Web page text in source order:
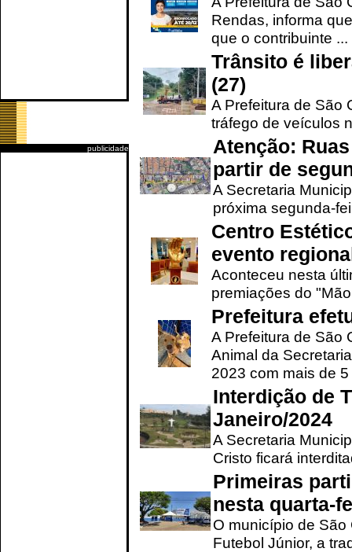
publicidade
Rendas, informa
que o contribuinte ...
Trânsito é
(27)
A Prefeitura de São
tráfego de veículos
Atenção:
partir de
A Secretaria
próxima segunda-
Centro
evento
Aconteceu nesta
premiações do
Prefeitura
A Prefeitura de São
Animal da
2023 com mais de 5
Interdição de
Janeiro/2024
A Secretaria
Cristo ficará
Primeiras
nesta quarta-
O município de
Futebol Júnior, a